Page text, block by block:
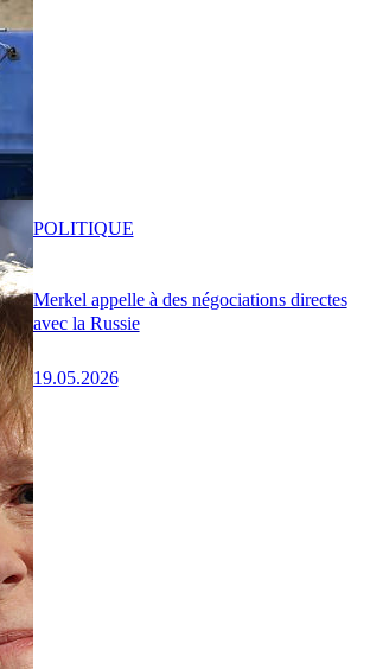
Merkel appelle à des négociations directes
avec la Russie
19.05.2026
POLITIQUE